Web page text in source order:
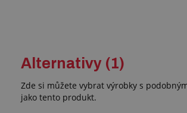
Alternativy (1)
Zde si můžete vybrat výrobky s
jako tento produkt.